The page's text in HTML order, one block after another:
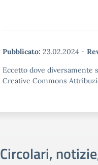
Pubblicato: 23.02.2024 -
Eccetto dove diversamente
Creative Commons
Circolari,